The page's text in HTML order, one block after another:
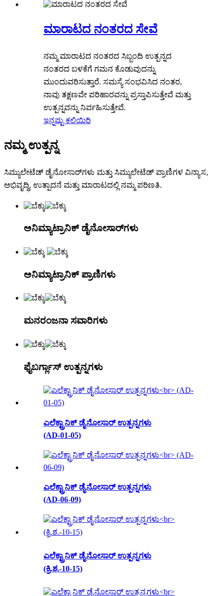
ಮಾರಾಟದ ನಂತರದ ಸೇವೆ
ನಮ್ಮ ಮಾರಾಟದ ನಂತರದ ಸಿಬ್ಬಂದಿ ಉತ್ಪನ್ನದ
ನಂತರದ ಬಳಕೆಗೆ ಗಮನ ಕೊಡುವುದನ್ನು
ಮುಂದುವರಿಸುತ್ತಾರೆ. ಸಮಸ್ಯೆ ಸಂಭವಿಸಿದ ನಂತರ,
ನಾವು ತಕ್ಷಣವೇ ಪರಿಹಾರವನ್ನು ಪ್ರಸ್ತಾಪಿಸುತ್ತೇವೆ ಮತ್ತು
ಉತ್ಪನ್ನವನ್ನು ನಿರ್ವಹಿಸುತ್ತೇವೆ.
ಇನ್ನಷ್ಟು ಕಲಿಯಿರಿ
ನಮ್ಮ ಉತ್ಪನ್ನ
ಸಿಮ್ಯುಲೇಟೆಡ್ ಡೈನೋಸಾರ್‌ಗಳು ಮತ್ತು ಸಿಮ್ಯುಲೇಟೆಡ್ ಪ್ರಾಣಿಗಳ ವಿನ್ಯಾಸ,
ಅಭಿವೃದ್ಧಿ, ಉತ್ಪಾದನೆ ಮತ್ತು ಮಾರಾಟದಲ್ಲಿ ನಮ್ಮ ಪರಿಣತಿ.
ಅನಿಮ್ಯಾಟ್ರಾನಿಕ್ ಡೈನೋಸಾರ್‌ಗಳು
ಅನಿಮ್ಯಾಟ್ರಾನಿಕ್ ಪ್ರಾಣಿಗಳು
ಮನರಂಜನಾ ಸವಾರಿಗಳು
ಫೈಬರ್ಗ್ಲಾಸ್ ಉತ್ಪನ್ನಗಳು
ಎಲೆಕ್ಟ್ರಾನಿಕ್ ಡೈನೋಸಾರ್ ಉತ್ಪನ್ನಗಳು
(AD-01-05)
ಎಲೆಕ್ಟ್ರಾನಿಕ್ ಡೈನೋಸಾರ್ ಉತ್ಪನ್ನಗಳು
(AD-06-09)
ಎಲೆಕ್ಟ್ರಾನಿಕ್ ಡೈನೋಸಾರ್ ಉತ್ಪನ್ನಗಳು
(ಕ್ರಿ.ಶ.-10-15)